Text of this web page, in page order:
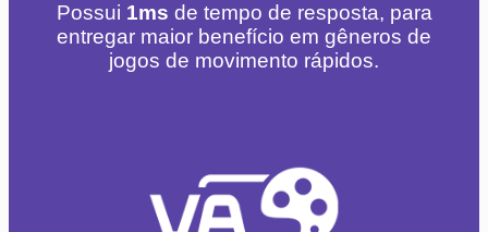
Possui 1ms de tempo de resposta, para
entregar maior benefício em gêneros de
jogos de movimento rápidos.